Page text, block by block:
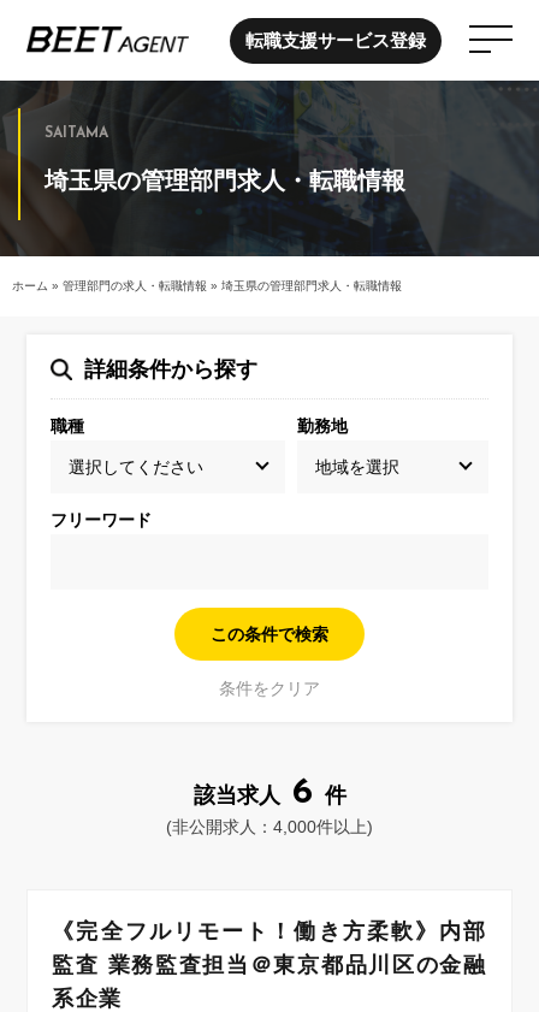
転職支援サービス登録
SAITAMA
埼玉県の管理部門求人・転職情報
ホーム » 管理部門の求人・転職情報 » 埼玉県の管理部門求人・転職情報
詳細条件から探す
職種 勤務地
フリーワード
該当求人 6 件
(非公開求人：4,000件以上)
《完全フルリモート！働き方柔軟》内部
監査 業務監査担当＠東京都品川区の金融
系企業